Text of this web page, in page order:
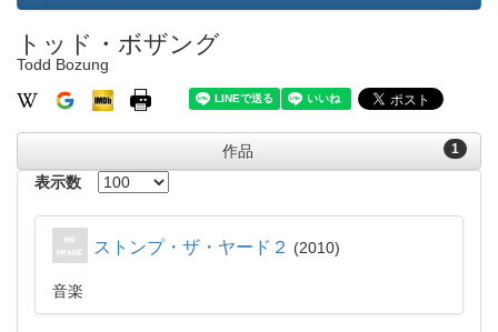
トッド・ボザング
Todd Bozung
1
作品
表示数
ストンプ・ザ・ヤード２ 2010
音楽